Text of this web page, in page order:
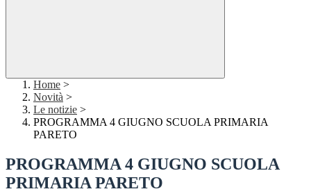
Home >
Novità >
Le notizie >
PROGRAMMA 4 GIUGNO SCUOLA PRIMARIA
PARETO
PROGRAMMA 4 GIUGNO SCUOLA
PRIMARIA PARETO